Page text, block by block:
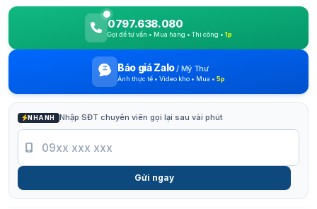
0797.638.080
Gọi để tư vấn • Mua hàng • Thi công • 1p
Báo giá Zalo/ Mỹ Thư
Ảnh thực tế • Video kho • Mua • 5p
NHANH Nhập SĐT chuyên viên gọi lại sau vài phút
Gửi ngay